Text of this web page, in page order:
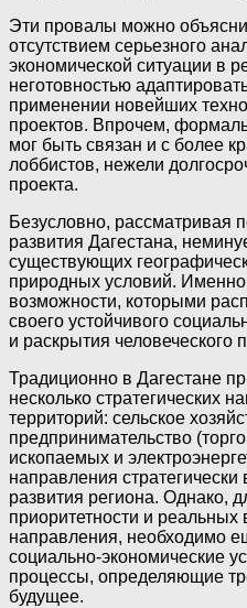
Эти провалы можно
отсутствием серьезного
экономической ситуации в
неготовностью
применении новейших
проектов. Впрочем,
мог быть связан и с более
лоббистов, нежели
проекта.
Безусловно, рассматривая
развития Дагестана,
существующих
природных условий.
возможности, которыми
своего устойчивого
и раскрытия человеческого
Традиционно в Дагестане
несколько стратегических
территорий: сельское
предпринимательство
ископаемых и
направления
развития региона. Однако,
приоритетности и
направления, необходимо
социально-экономические
процессы, определяющие
будущее.